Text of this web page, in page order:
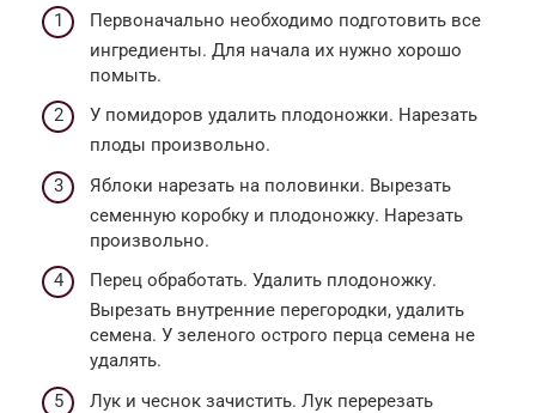
Первоначально необходимо подготовить все
ингредиенты. Для начала их нужно хорошо
помыть.
У помидоров удалить плодоножки. Нарезать
плоды произвольно.
Яблоки нарезать на половинки. Вырезать
семенную коробку и плодоножку. Нарезать
произвольно.
Перец обработать. Удалить плодоножку.
Вырезать внутренние перегородки, удалить
семена. У зеленого острого перца семена не
удалять.
Лук и чеснок зачистить. Лук перерезать